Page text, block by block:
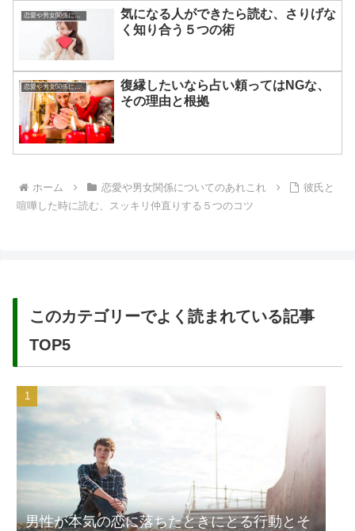
恋愛や男女関係についてのあれこれ
気になる人ができたら読む、さりげな
く知り合う５つの術
恋愛や男女関係についてのあれこれ
復縁したいなら占い頼ってはNGな、
その理由と根拠
ホーム 恋愛や男女関係についてのあれこれ
彼氏と
喧嘩した時に読む、スッキリ仲直りする５つのコツ
このカテゴリーでよく読まれている記事
TOP5
男性が本気の恋に落ちたときにとる行動とそ